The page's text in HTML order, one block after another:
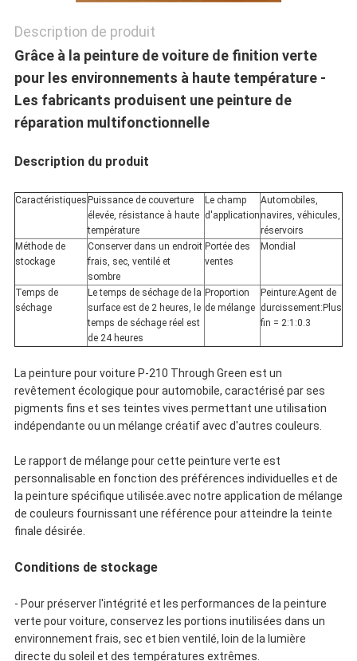
CONFIDENTIALITÉ
Description de produit
Grâce à la peinture de voiture de finition verte
pour les environnements à haute température -
Les fabricants produisent une peinture de
réparation multifonctionnelle
Description du produit
Caractéristiques Puissance de couverture
élevée, résistance à haute
température
Le champ
d'application
Automobiles,
navires, véhicules,
réservoirs
Méthode de
stockage
Conserver dans un endroit
frais, sec, ventilé et
sombre
Portée des
ventes
Mondial
Temps de
séchage
Le temps de séchage de la
surface est de 2 heures, le
temps de séchage réel est
de 24 heures
Proportion
de mélange
Peinture:Agent de
durcissement:Plus
fin = 2:1:0.3
La peinture pour voiture P-210 Through Green est un
revêtement écologique pour automobile, caractérisé par ses
pigments fins et ses teintes vives.permettant une utilisation
indépendante ou un mélange créatif avec d'autres couleurs.
Le rapport de mélange pour cette peinture verte est
personnalisable en fonction des préférences individuelles et de
la peinture spécifique utilisée.avec notre application de mélange
de couleurs fournissant une référence pour atteindre la teinte
finale désirée.
Conditions de stockage
- Pour préserver l'intégrité et les performances de la peinture
verte pour voiture, conservez les portions inutilisées dans un
environnement frais, sec et bien ventilé, loin de la lumière
directe du soleil et des températures extrêmes.